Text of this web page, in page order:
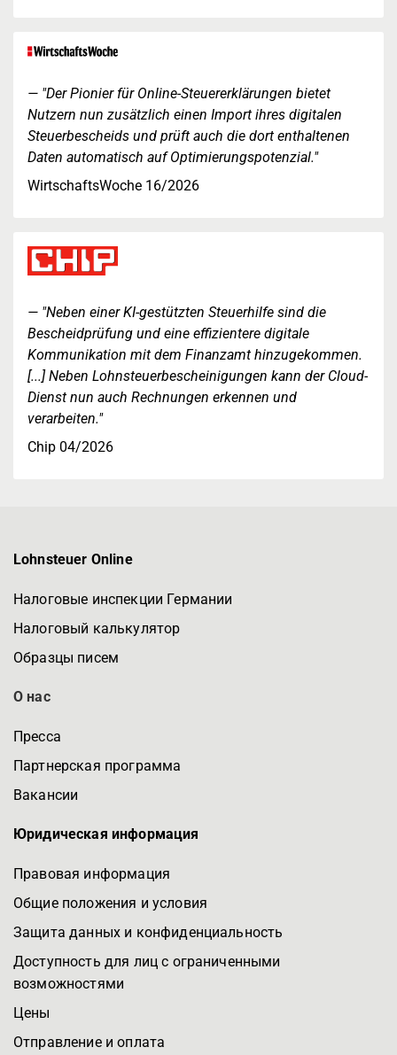
"Der Pionier für Online-Steuererklärungen bietet
Nutzern nun zusätzlich einen Import ihres digitalen
Steuerbescheids und prüft auch die dort enthaltenen
Daten automatisch auf Optimierungspotenzial."
WirtschaftsWoche 16/2026
"Neben einer KI-gestützten Steuerhilfe sind die
Bescheidprüfung und eine effizientere digitale
Kommunikation mit dem Finanzamt hinzugekommen.
[...] Neben Lohnsteuerbescheinigungen kann der Cloud-
Dienst nun auch Rechnungen erkennen und
verarbeiten."
Chip 04/2026
Lohnsteuer Online
Налоговые инспекции Германии
Налоговый калькулятор
Образцы писем
О нас
Пресса
Партнерская программа
Вакансии
Юридическая информация
Правовая информация
Общие положения и условия
Защита данных и конфиденциальность
Доступность для лиц с ограниченными
возможностями
Цены
Отправление и оплата